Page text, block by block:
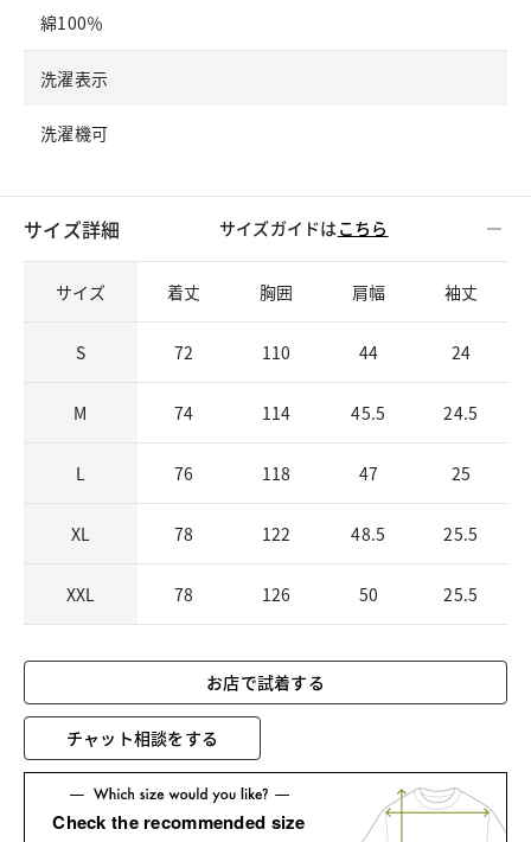
綿100％
洗濯表示
洗濯機可
サイズ詳細 サイズガイドはこちら
サイズ 着丈 胸囲 肩幅 袖丈
S 72 110 44 24
M 74 114 45.5 24.5
L 76 118 47 25
XL 78 122 48.5 25.5
XXL 78 126 50 25.5
お店で試着する
チャット相談をする
Check the recommended size